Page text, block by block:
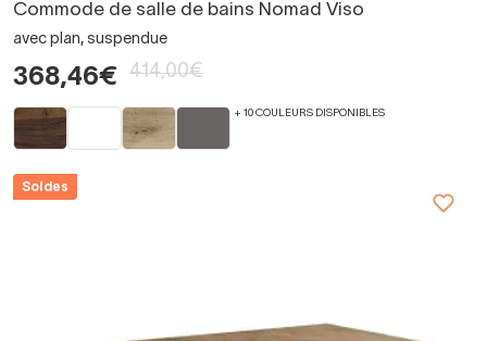
Commode de salle de bains Nomad Viso
avec plan, suspendue
368,46€ 414,00€
+ 10 COULEURS DISPONIBLES
Soldes